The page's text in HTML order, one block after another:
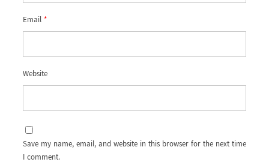
Email*
Website
Save my name, email, and website in this browser for the next time
I comment.